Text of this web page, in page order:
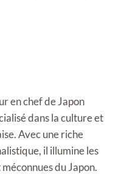
en chef de Japon
dans la culture et
Avec une riche
il illumine les
du Japon.